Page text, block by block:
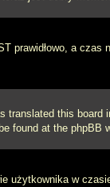
a
translated this
found at the phpBB
użytkownika w